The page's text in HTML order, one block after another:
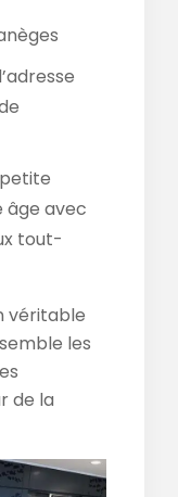
âge avec
tout-
véritable
les
de la